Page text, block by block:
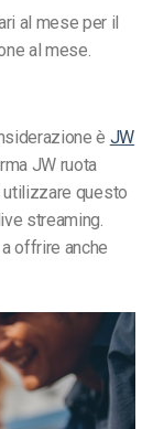
al mese per il
al mese.
è JW
JW ruota
questo
streaming.
offrire anche